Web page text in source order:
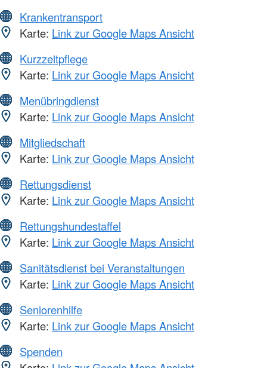
Krankentransport
Karte: Link zur Google Maps Ansicht
Kurzzeitpflege
Karte: Link zur Google Maps Ansicht
Menübringdienst
Karte: Link zur Google Maps Ansicht
Mitgliedschaft
Karte: Link zur Google Maps Ansicht
Rettungsdienst
Karte: Link zur Google Maps Ansicht
Rettungshundestaffel
Karte: Link zur Google Maps Ansicht
Sanitätsdienst bei Veranstaltungen
Karte: Link zur Google Maps Ansicht
Seniorenhilfe
Karte: Link zur Google Maps Ansicht
Spenden